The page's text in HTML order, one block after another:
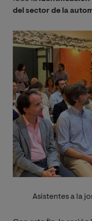
del sector de la
Asistentes a la